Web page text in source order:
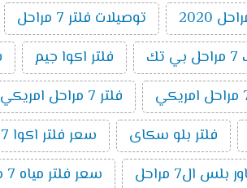
توصيلات فلتر 7 مراحل
فلتر اكوا جيم
فلتر 7 مراحل امريكي
فلتر بلو سكاى سعر فلتر اكوا 7 مراحل
سعر فلتر مياه 7 مراحل تايواني